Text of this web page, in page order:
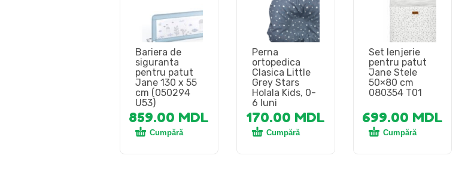
Bariera de
siguranta
pentru patut
Jane 130 x 55
cm (050294
U53)
859.00 MDL
Cumpără
Perna
ortopedica
Clasica Little
Grey Stars
Holala Kids, 0-
6 luni
170.00 MDL
Cumpără
Set lenjerie
pentru patut
Jane Stele
50×80 cm
080354 T01
699.00 MDL
Cumpără